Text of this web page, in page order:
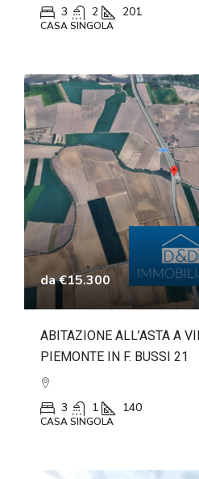
3 2 201
CASA SINGOLA
da€15.300
ABITAZIONE ALL’ASTA A
PIEMONTE IN F. BUSSI 21
3 1 140
CASA SINGOLA